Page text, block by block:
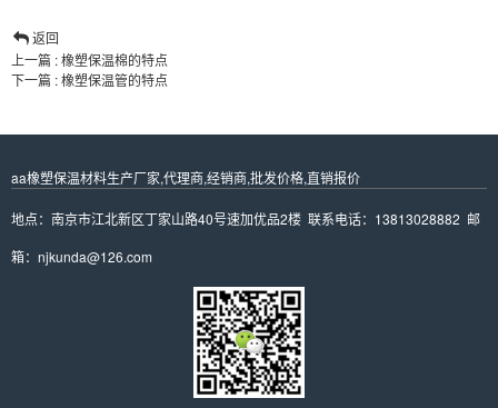
返回
上一篇 : 橡塑保温棉的特点
下一篇 : 橡塑保温管的特点
aa橡塑保温材料生产厂家,代理商,经销商,批发价格,直销报价
地点：南京市江北新区丁家山路40号速加优品2楼 联系电话：13813028882 邮
箱：njkunda@126.com